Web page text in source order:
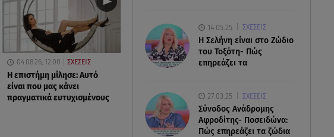
14.05.25 ΣΧΕΣΕΙΣ
H Σελήνη είναι στο Ζώδιο
του Τοξότη- Πώς
επηρεάζει τα
27.03.25 ΣΧΕΣΕΙΣ
Σύνοδος Ανάδρομης
Αφροδίτης- Ποσειδώνα:
Πώς επηρεάζει τα ζώδια
04.08.26, 12:00 ΣΧΕΣΕΙΣ
Η επιστήμη μίλησε: Αυτό
είναι που μας κάνει
πραγματικά ευτυχισμένους